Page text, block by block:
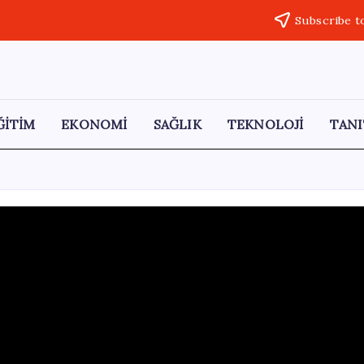
Subscribe
EKONOMİ SAĞLIK TEKNOLOJİ